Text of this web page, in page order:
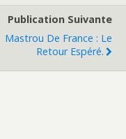
Publication Suivante
Mastrou De France : Le
Retour Espéré.